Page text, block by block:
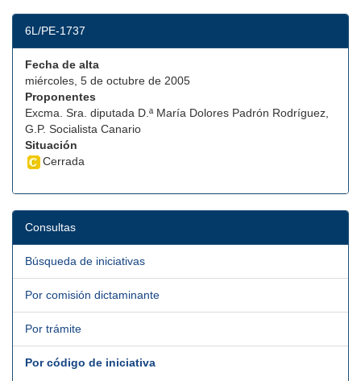
6L/PE-1737
Fecha de alta
miércoles, 5 de octubre de 2005
Proponentes
Excma. Sra. diputada D.ª María Dolores Padrón Rodríguez,
G.P. Socialista Canario
Situación
Cerrada
Consultas
Búsqueda de iniciativas
Por comisión dictaminante
Por trámite
Por código de iniciativa